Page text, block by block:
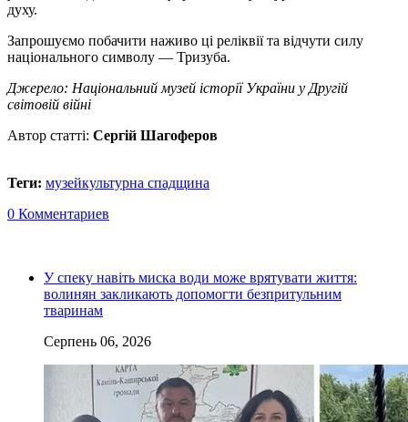
духу.
Запрошуємо побачити наживо ці реліквії та відчути силу
національного символу — Тризуба.
Джерело: Національний музей історії України у Другій
світовій війні
Автор статті: Сергій Шагоферов
Теги: музейкультурна спадщина
0 Комментариев
У спеку навіть миска води може врятувати життя:
волинян закликають допомогти безпритульним
тваринам
Серпень 06, 2026